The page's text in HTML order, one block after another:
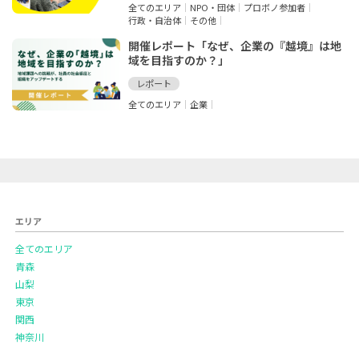
全てのエリア
NPO・団体
プロボノ参加者
行政・自治体
その他
開催レポート「なぜ、企業の『越境』は地
域を目指すのか？」
レポート
全てのエリア
企業
エリア
全てのエリア
青森
山梨
東京
関西
神奈川